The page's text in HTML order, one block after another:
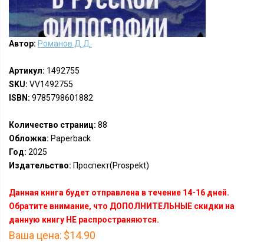
Автор: Романов Д.Д.
Артикул: 1492755
SKU: VV1492755
ISBN: 9785798601882
Количество страниц: 88
Обложка: Paperback
Год: 2025
Издательство: Проспект(Prospekt)
Данная книга будет отправлена в течение 14-16 дней.
Обратите внимание, что ДОПОЛНИТЕЛЬНЫЕ скидки на
данную книгу НЕ распространяются.
Ваша цена: $14.90